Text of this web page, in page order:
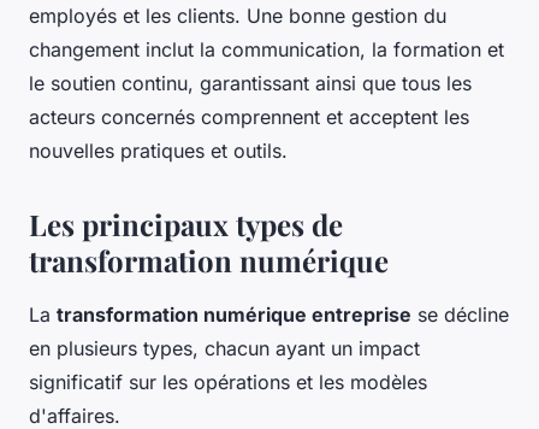
employés et les clients. Une bonne gestion du
changement inclut la communication, la formation et
le soutien continu, garantissant ainsi que tous les
acteurs concernés comprennent et acceptent les
nouvelles pratiques et outils.
Les principaux types de
transformation numérique
La transformation numérique entreprise se décline
en plusieurs types, chacun ayant un impact
significatif sur les opérations et les modèles
d'affaires.